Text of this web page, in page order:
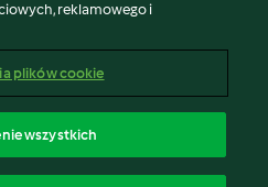
reklamowego i
plików cookie
wszystkich